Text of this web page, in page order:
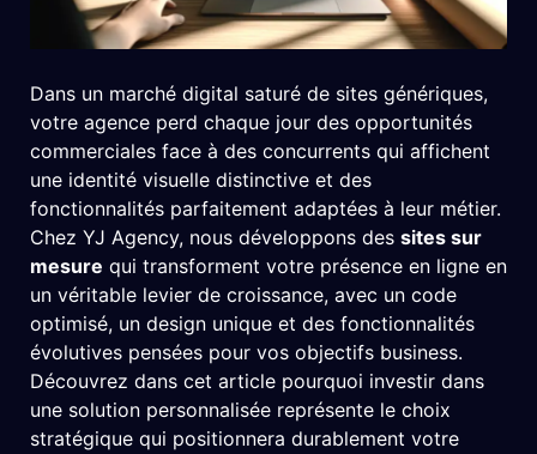
Dans un marché digital saturé de sites génériques,
votre agence perd chaque jour des opportunités
commerciales face à des concurrents qui affichent
une identité visuelle distinctive et des
fonctionnalités parfaitement adaptées à leur métier.
Chez YJ Agency, nous développons des sites sur
mesure qui transforment votre présence en ligne en
un véritable levier de croissance, avec un code
optimisé, un design unique et des fonctionnalités
évolutives pensées pour vos objectifs business.
Découvrez dans cet article pourquoi investir dans
une solution personnalisée représente le choix
stratégique qui positionnera durablement votre